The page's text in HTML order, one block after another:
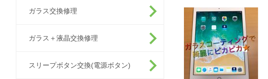
ガラス交換修理
ガラス＋液晶交換修理
スリープボタン交換(電源ボタン)